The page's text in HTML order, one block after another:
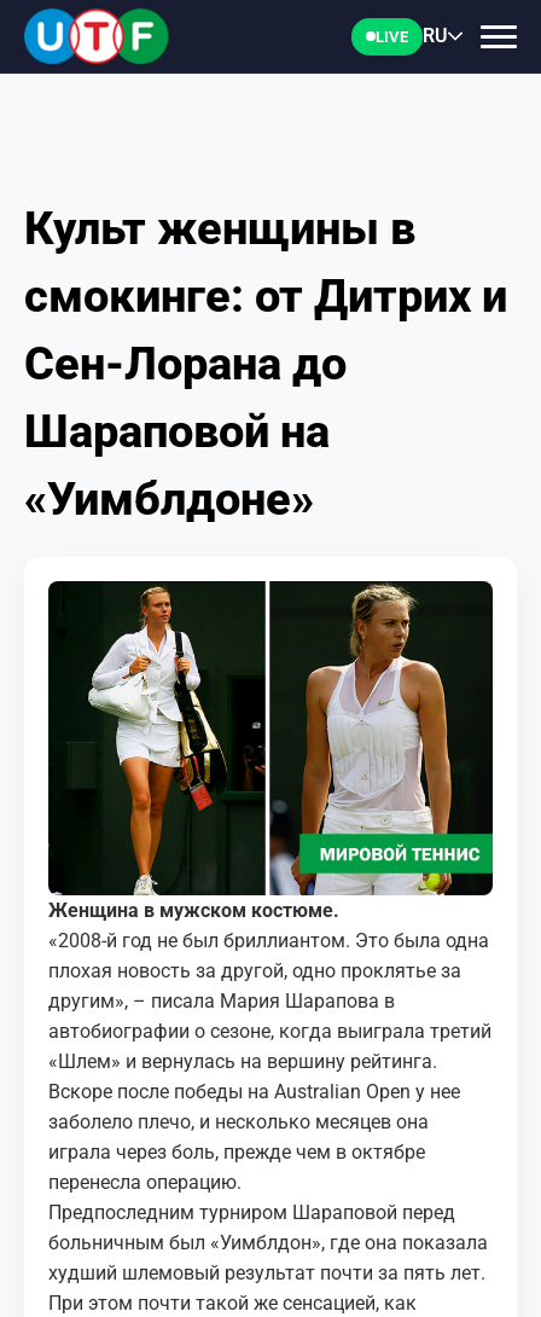
LIVE RU
ГЛАВНАЯ
ФТУ
НОВОСТИ
ДОКУМЕНТЫ
ПЕРСОНАЛИИ
КОНТАКТЫ
UZ-PIN
Культ женщины в
смокинге: от Дитрих и
Сен-Лорана до
Шараповой на
«Уимблдоне»
Женщина в мужском костюме.
«2008-й год не был бриллиантом. Это была одна
плохая новость за другой, одно проклятье за
другим», – писала Мария Шарапова в
автобиографии о сезоне, когда выиграла третий
«Шлем» и вернулась на вершину рейтинга.
Вскоре после победы на Australian Open у нее
заболело плечо, и несколько месяцев она
играла через боль, прежде чем в октябре
перенесла операцию.
Предпоследним турниром Шараповой перед
больничным был «Уимблдон», где она показала
худший шлемовый результат почти за пять лет.
При этом почти такой же сенсацией, как